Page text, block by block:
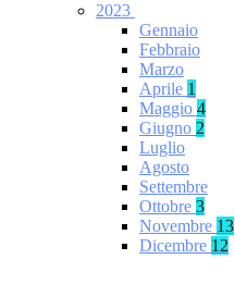
2023
Gennaio
Febbraio
Marzo
Aprile 1
Maggio 4
Giugno 2
Luglio
Agosto
Settembre
Ottobre 3
Novembre 13
Dicembre 12